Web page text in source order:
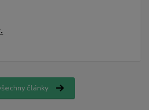
články